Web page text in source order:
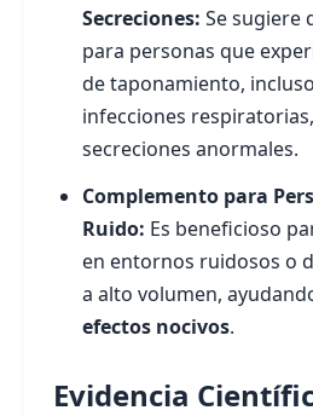
Secreciones: Se sugiere
para personas que
de taponamiento,
infecciones
secreciones anormales.
Complemento para
Ruido: Es beneficioso
en entornos ruidosos o
a alto volumen,
efectos nocivos.
Evidencia